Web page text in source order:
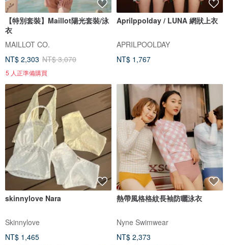
【特別套裝】Maillot陽光套裝/泳
衣
MAILLOT CO.
NT$ 2,303 NT$ 3,070
5 人正準備購買
Aprilppolday / LUNA 網狀上衣
APRILPOOLDAY
NT$ 1,767
skinnylove Nara
Skinnylove
NT$ 1,465
熱帶風格格紋長袖防曬泳衣
Nyne Swimwear
NT$ 2,373